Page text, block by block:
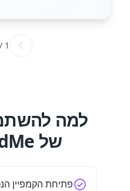
1
/
של GoFundMe?
פתיחת הקמפיין